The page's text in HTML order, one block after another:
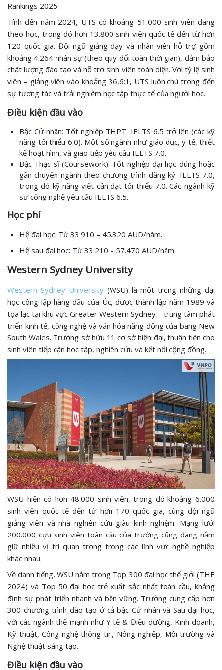
Rankings 2025.
Tính đến năm 2024, UTS có khoảng 51.000 sinh viên đang
theo học, trong đó hơn 13.800 sinh viên quốc tế đến từ hơn
120 quốc gia. Đội ngũ giảng dạy và nhân viên hỗ trợ gồm
khoảng 4.264 nhân sự (theo quy đổi toàn thời gian), đảm bảo
chất lượng đào tạo và hỗ trợ sinh viên toàn diện. Với tỷ lệ sinh
viên – giảng viên vào khoảng 36,6:1, UTS luôn chú trọng đến
sự tương tác và trải nghiệm học tập thực tế của người học.
Điều kiện đầu vào
Bậc Cử nhân: Tốt nghiệp THPT. IELTS 6.5 trở lên (các kỹ
năng tối thiểu 6.0). Một số ngành như giáo dục, y tế, thiết
kế hoạt hình, và giao tiếp yêu cầu IELTS 7.0.
Bậc Thạc sĩ (Coursework): Tốt nghiệp đại học đúng hoặc
gần chuyên ngành theo chương trình đăng ký. IELTS 7.0,
trong đó kỹ năng viết cần đạt tối thiểu 7.0. Các ngành kỹ
sư công nghệ yêu cầu IELTS 6.5.
Học phí
Hệ đại học: Từ 33.910 – 45.320 AUD/năm.
Hệ sau đại học: Từ 33.210 – 57.470 AUD/năm.
Western Sydney University
Western Sydney University (WSU) là một trong những đại
học công lập hàng đầu của Úc, được thành lập năm 1989 và
tọa lạc tại khu vực Greater Western Sydney – trung tâm phát
triển kinh tế, công nghệ và văn hóa năng động của bang New
South Wales. Trường sở hữu 11 cơ sở hiện đại, thuận tiện cho
sinh viên tiếp cận học tập, nghiên cứu và kết nối cộng đồng.
WSU hiện có hơn 48.000 sinh viên, trong đó khoảng 6.000
sinh viên quốc tế đến từ hơn 170 quốc gia, cùng đội ngũ
giảng viên và nhà nghiên cứu giàu kinh nghiệm. Mạng lưới
200.000 cựu sinh viên toàn cầu của trường cũng đang nắm
giữ nhiều vị trí quan trọng trong các lĩnh vực nghề nghiệp
khác nhau.
Về danh tiếng, WSU nằm trong Top 300 đại học thế giới (THE
2024) và Top 50 đại học trẻ xuất sắc nhất toàn cầu, khẳng
định sự phát triển nhanh và bền vững. Trường cung cấp hơn
300 chương trình đào tạo ở cả bậc Cử nhân và Sau đại học,
với các ngành thế mạnh như Y tế & Điều dưỡng, Kinh doanh,
Kỹ thuật, Công nghệ thông tin, Nông nghiệp, Môi trường và
Nghệ thuật sáng tạo.
Điều kiện đầu vào